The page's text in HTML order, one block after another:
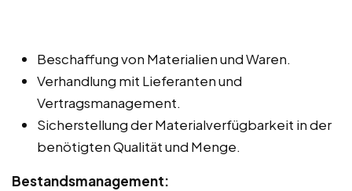
Beschaffung von Materialien und Waren.
Verhandlung mit Lieferanten und
Vertragsmanagement.
Sicherstellung der Materialverfügbarkeit in der
benötigten Qualität und Menge.
Bestandsmanagement: